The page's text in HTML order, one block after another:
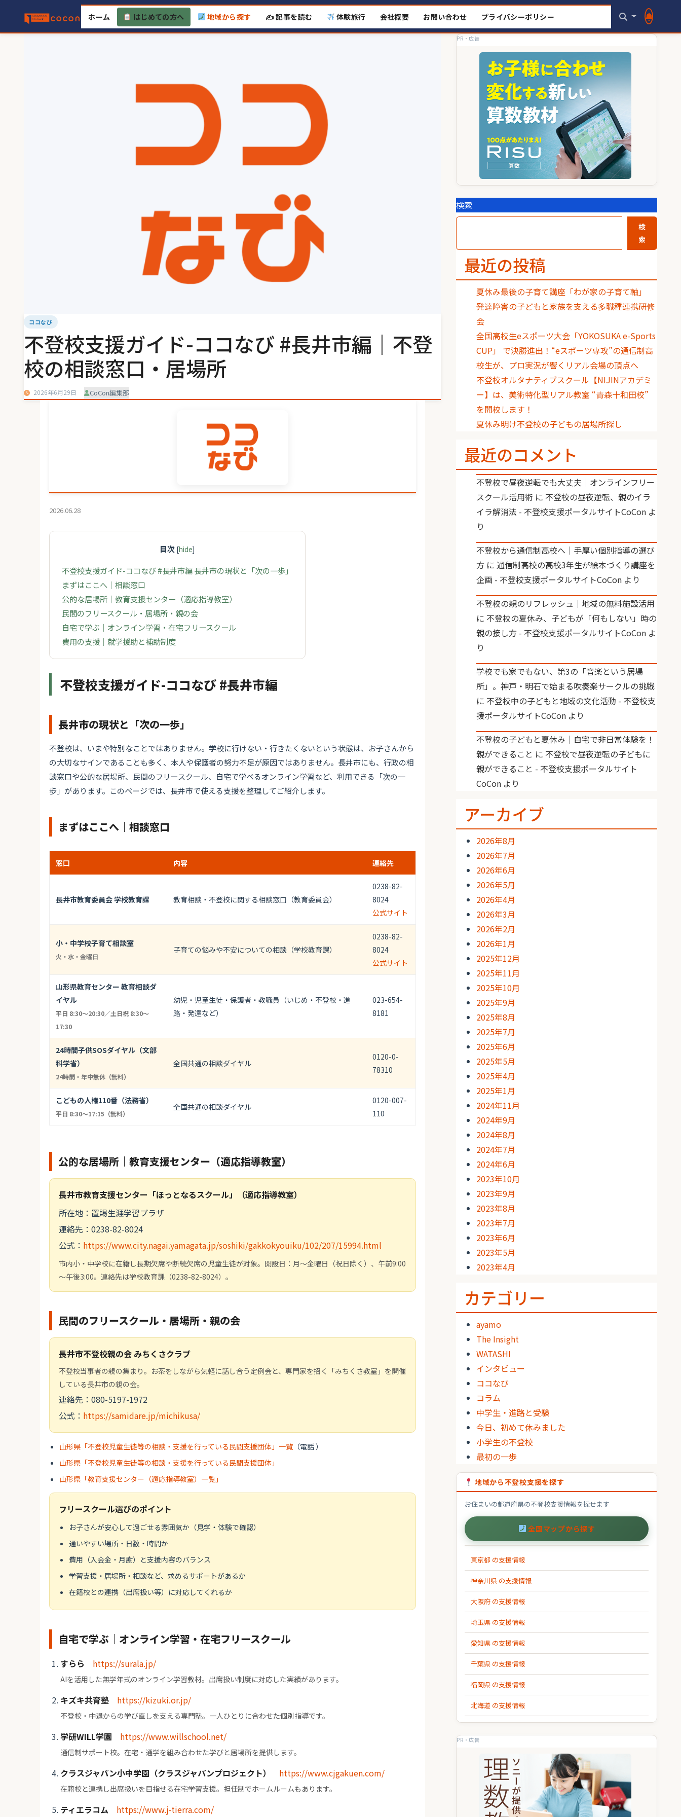
content
ホーム はじめての方へ 地域から探す ✍️ 記事を読む 体験旅行 会社概要 お問い合わせ プライバシーポリシー
ココなび
不登校支援ガイド-ココなび #長井市編｜不登
校の相談窓口・居場所
2026年6月29日 CoCon編集部
2026.06.28
目次 [hide]
不登校支援ガイド-ココなび #長井市編 長井市の現状と「次の一歩」
まずはここへ｜相談窓口
公的な居場所｜教育支援センター（適応指導教室）
民間のフリースクール・居場所・親の会
自宅で学ぶ｜オンライン学習・在宅フリースクール
費用の支援｜就学援助と補助制度
不登校支援ガイド-ココなび #長井市編
長井市の現状と「次の一歩」
不登校は、いまや特別なことではありません。学校に行けない・行きたくないという状態は、お子さんから
の大切なサインであることも多く、本人や保護者の努力不足が原因ではありません。長井市にも、行政の相
談窓口や公的な居場所、民間のフリースクール、自宅で学べるオンライン学習など、利用できる「次の一
歩」があります。このページでは、長井市で使える支援を整理してご紹介します。
まずはここへ｜相談窓口
窓口 内容 連絡先
長井市教育委員会 学校教育課 教育相談・不登校に関する相談窓口（教育委員会）
0238-82-
8024
公式サイト
小・中学校子育て相談室
火・水・金曜日
子育ての悩みや不安についての相談（学校教育課）
0238-82-
8024
公式サイト
山形県教育センター 教育相談ダ
イヤル
平日 8:30〜20:30／土日祝 8:30〜
17:30
幼児・児童生徒・保護者・教職員（いじめ・不登校・進
路・発達など）
023-654-
8181
24時間子供SOSダイヤル（文部
科学省）
24時間・年中無休（無料）
全国共通の相談ダイヤル
0120-0-
78310
こどもの人権110番（法務省）
平日 8:30〜17:15（無料）
全国共通の相談ダイヤル
0120-007-
110
公的な居場所｜教育支援センター（適応指導教室）
長井市教育支援センター「ほっとなるスクール」（適応指導教室）
所在地：置賜生涯学習プラザ
連絡先：0238-82-8024
公式： https://www.city.nagai.yamagata.jp/soshiki/gakkokyouiku/102/207/15994.html
市内小・中学校に在籍し長期欠席や断続欠席の児童生徒が対象。開設日：月～金曜日（祝日除く）、午前9:00
～午後3:00。連絡先は学校教育課（0238-82-8024）。
民間のフリースクール・居場所・親の会
長井市不登校親の会 みちくさクラブ
不登校当事者の親の集まり。お茶をしながら気軽に話し合う定例会と、専門家を招く「みちくさ教室」を開催
している長井市の親の会。
連絡先：080-5197-1972
公式： https://samidare.jp/michikusa/
山形県「不登校児童生徒等の相談・支援を行っている民間支援団体」一覧（電話 ）
山形県「不登校児童生徒等の相談・支援を行っている民間支援団体」
山形県「教育支援センター（適応指導教室）一覧」
フリースクール選びのポイント
お子さんが安心して過ごせる雰囲気か（見学・体験で確認）
通いやすい場所・日数・時間か
費用（入会金・月謝）と支援内容のバランス
学習支援・居場所・相談など、求めるサポートがあるか
在籍校との連携（出席扱い等）に対応してくれるか
自宅で学ぶ｜オンライン学習・在宅フリースクール
すらら https://surala.jp/
AIを活用した無学年式のオンライン学習教材。出席扱い制度に対応した実績があります。
キズキ共育塾 https://kizuki.or.jp/
不登校・中退からの学び直しを支える専門塾。一人ひとりに合わせた個別指導です。
学研WILL学園 https://www.willschool.net/
通信制サポート校。在宅・通学を組み合わせた学びと居場所を提供します。
クラスジャパン小中学園（クラスジャパンプロジェクト） https://www.cjgakuen.com/
在籍校と連携し出席扱いを目指せる在宅学習支援。担任制でホームルームもあります。
ティエラコム https://www.j-tierra.com/
PR・広告
検索
検
索
最近の投稿
夏休み最後の子育て講座「わが家の子育て軸」
発達障害の子どもと家族を支える多職種連携研修
会
全国高校生eスポーツ大会「YOKOSUKA e-Sports
CUP」 で決勝進出！“eスポーツ専攻”の通信制高
校生が、プロ実況が響くリアル会場の頂点へ
不登校オルタナティブスクール【NIJINアカデミ
ー】は、美術特化型リアル教室 “青森十和田校”
を開校します！
夏休み明け不登校の子どもの居場所探し
最近のコメント
不登校で昼夜逆転でも大丈夫｜オンラインフリー
スクール活用術 に 不登校の昼夜逆転、親のイラ
イラ解消法 - 不登校支援ポータルサイトCoCon よ
り
不登校から通信制高校へ｜手厚い個別指導の選び
方 に通信制高校の高校3年生が絵本づくり講座を
企画 - 不登校支援ポータルサイトCoCon より
不登校の親のリフレッシュ｜地域の無料施設活用
に 不登校の夏休み、子どもが「何もしない」時の
親の接し方 - 不登校支援ポータルサイトCoCon よ
り
学校でも家でもない、第3の「音楽という居場
所」。神戸・明石で始まる吹奏楽サークルの挑戦
に 不登校中の子どもと地域の文化活動 - 不登校支
援ポータルサイトCoCon より
不登校の子どもと夏休み｜自宅で非日常体験を！
親ができること に 不登校で昼夜逆転の子どもに
親ができること - 不登校支援ポータルサイト
CoCon より
アーカイブ
2026年8月
2026年7月
2026年6月
2026年5月
2026年4月
2026年3月
2026年2月
2026年1月
2025年12月
2025年11月
2025年10月
2025年9月
2025年8月
2025年7月
2025年6月
2025年5月
2025年4月
2025年1月
2024年11月
2024年9月
2024年8月
2024年7月
2024年6月
2023年10月
2023年9月
2023年8月
2023年7月
2023年6月
2023年5月
2023年4月
カテゴリー
ayamo
The Insight
WATASHI
インタビュー
ココなび
コラム
中学生・進路と受験
今日、初めて休みました
小学生の不登校
最初の一歩
地域から不登校支援を探す
お住まいの都道府県の不登校支援情報を探せます
全国マップから探す
東京都 の支援情報
神奈川県 の支援情報
大阪府 の支援情報
埼玉県 の支援情報
愛知県 の支援情報
千葉県 の支援情報
福岡県 の支援情報
北海道 の支援情報
PR・広告